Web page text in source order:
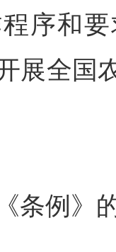
序和
展全国
条例》